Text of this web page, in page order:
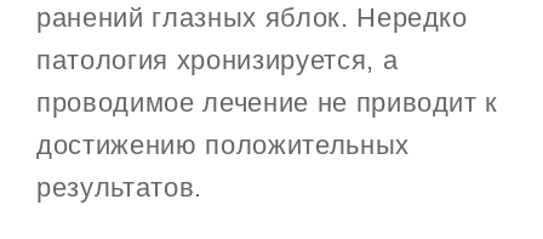
ранений глазных яблок. Нередко
патология хронизируется, а
проводимое лечение не приводит к
достижению положительных
результатов.